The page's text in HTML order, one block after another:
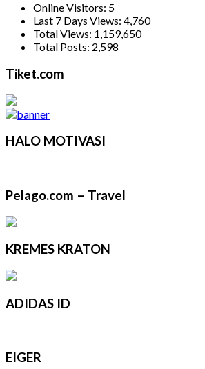
Online Visitors: 5
Last 7 Days Views: 4,760
Total Views: 1,159,650
Total Posts: 2,598
Tiket.com
HALO MOTIVASI
Pelago.com – Travel
KREMES KRATON
ADIDAS ID
EIGER